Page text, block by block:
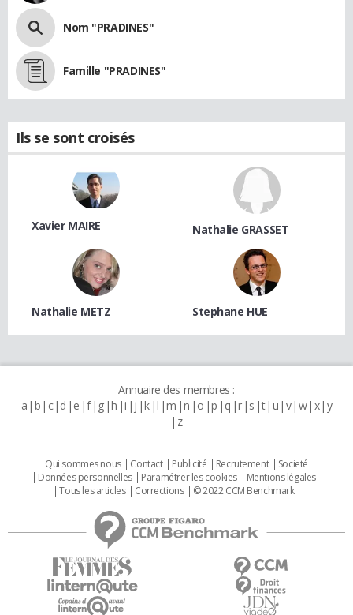
Nom "PRADINES"
Famille "PRADINES"
Ils se sont croisés
Xavier MAIRE Nathalie GRASSET
Nathalie METZ Stephane HUE
Annuaire des membres :
a b c d e f g h i j k l m n o p q r s t u v w x y
z
Qui sommes nous Contact Publicité Recrutement
Societé
Données personnelles
Paramétrer les cookies
Mentions légales
Tous les articles
Corrections © 2022 CCM Benchmark